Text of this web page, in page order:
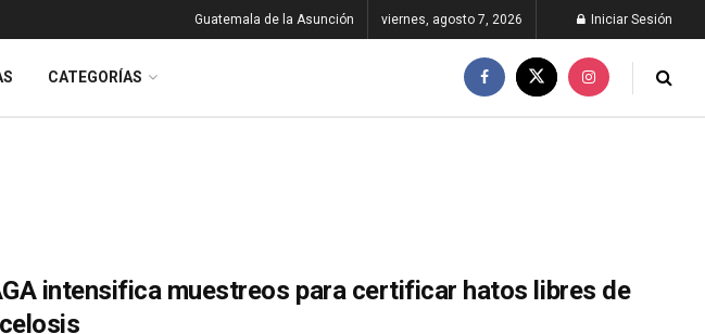
Guatemala de la Asunción viernes, agosto 7, 2026 Iniciar Sesión
CATEGORÍAS
intensifica muestreos para certificar hatos libres de